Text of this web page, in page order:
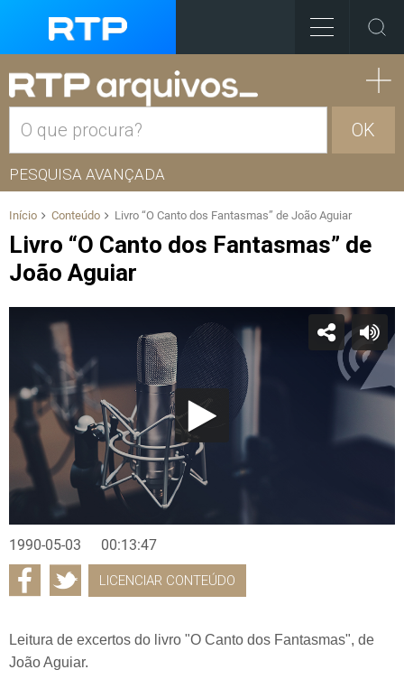
OK
PESQUISA AVANÇADA
Início Conteúdo Livro “O Canto dos Fantasmas” de João Aguiar
Livro “O Canto dos Fantasmas” de
João Aguiar
1990-05-03 00:13:47
LICENCIAR CONTEÚDO
Leitura de excertos do livro "O Canto dos Fantasmas", de
João Aguiar.